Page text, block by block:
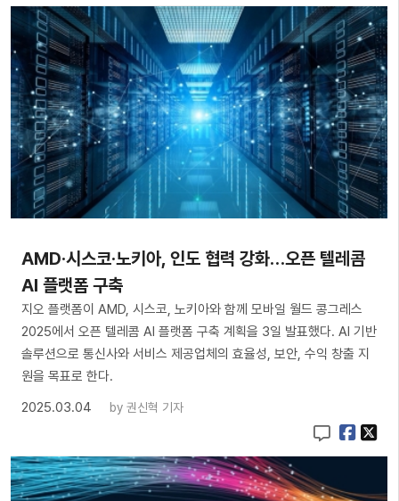
AMD·시스코·노키아, 인도 협력 강화…오픈 텔레콤
AI 플랫폼 구축
지오 플랫폼이 AMD, 시스코, 노키아와 함께 모바일 월드 콩그레스
2025에서 오픈 텔레콤 AI 플랫폼 구축 계획을 3일 발표했다. AI 기반
솔루션으로 통신사와 서비스 제공업체의 효율성, 보안, 수익 창출 지
원을 목표로 한다.
2025.03.04
by 권신혁 기자